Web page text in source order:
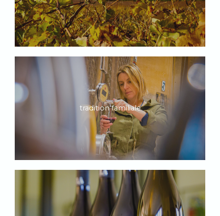
tradition familiale